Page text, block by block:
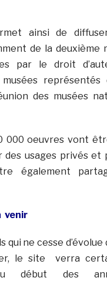
ainsi de
de la deuxième
par le droit
représentés
des musées
000 oeuvres vont
des usages privés et
également
venir
qui ne cesse
le site verra
début des